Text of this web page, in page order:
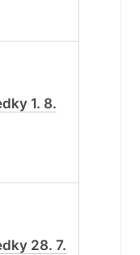
1. 8.
28. 7.